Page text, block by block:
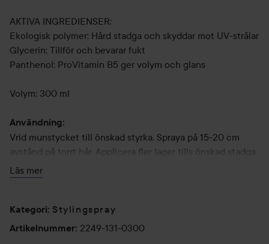
AKTIVA INGREDIENSER:
Ekologisk polymer: Hård stadga och skyddar mot UV-strålar
Glycerin: Tillför och bevarar fukt
Panthenol: ProVitamin B5 ger volym och glans
Volym: 300 ml
Användning:
Vrid munstycket till önskad styrka. Spraya på 15-20 cm
avstånd på torrt hår. Applicera fler lager tills önskad stadga
har uppnåtts.
Läs mer
Kategori: Stylingspray
Artikelnummer: 2249-131-0300